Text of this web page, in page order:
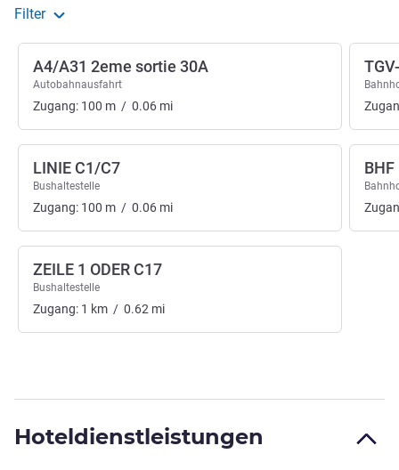
Filter
A4/A31 2eme sortie 30A
Autobahnausfahrt
Zugang: 100 m / 0.06 mi
LINIE C1/C7
Bushaltestelle
Zugang: 100 m / 0.06 mi
ZEILE 1 ODER C17
Bushaltestelle
Zugang: 1 km / 0.62 mi
BHF
Hoteldienstleistungen